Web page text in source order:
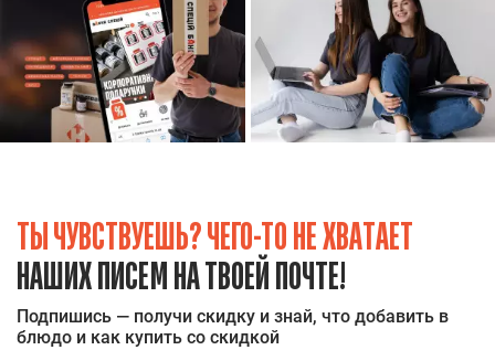
ТЫ ЧУВСТВУЕШЬ? ЧЕГО-ТО НЕ ХВАТАЕТ
НАШИХ ПИСЕМ НА ТВОЕЙ ПОЧТЕ!
Подпишись — получи скидку и знай, что добавить в
блюдо и как купить со скидкой